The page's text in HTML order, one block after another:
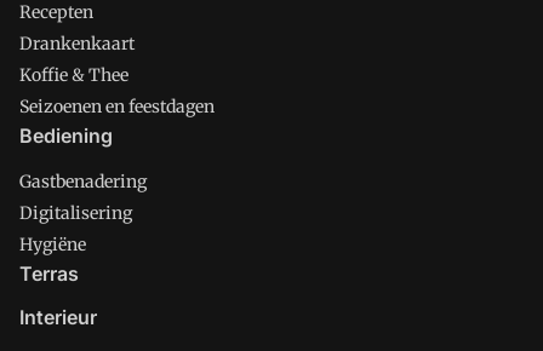
Recepten
Drankenkaart
Koffie & Thee
Seizoenen en feestdagen
Bediening
Gastbenadering
Digitalisering
Hygiëne
Terras
Interieur